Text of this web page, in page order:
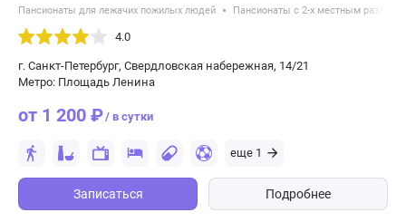
Пансионаты для лежачих пожилых людей Пансионаты с 2-х местным
4.0
г. Санкт-Петербург, Свердловская набережная, 14/2​1
Метро: Площадь Ленина
от 1 200 ₽/ в сутки
еще 1
Записаться Подробнее